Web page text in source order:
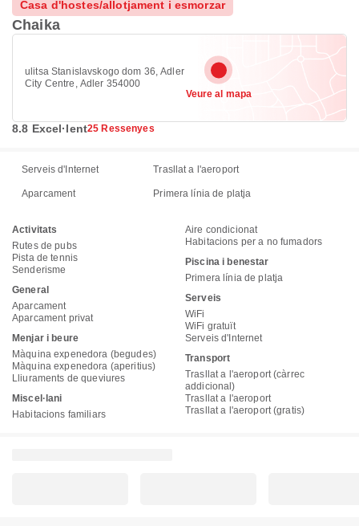
Casa d'hostes/allotjament i esmorzar
Chaika
ulitsa Stanislavskogo dom 36, Adler
City Centre, Adler 354000
Veure al mapa
8.8 Excel·lent25 Ressenyes
Serveis d'Internet Trasllat a l'aeroport
Aparcament Primera línia de platja
Activitats
Rutes de pubs
Pista de tennis
Senderisme
General
Aparcament
Aparcament privat
Menjar i beure
Màquina expenedora (begudes)
Màquina expenedora (aperitius)
Lliuraments de queviures
Miscel·lani
Habitacions familiars
Aire condicionat
Habitacions per a no fumadors
Piscina i benestar
Primera línia de platja
Serveis
WiFi
WiFi gratuït
Serveis d'Internet
Transport
Trasllat a l'aeroport (càrrec
addicional)
Trasllat a l'aeroport
Trasllat a l'aeroport (gratis)